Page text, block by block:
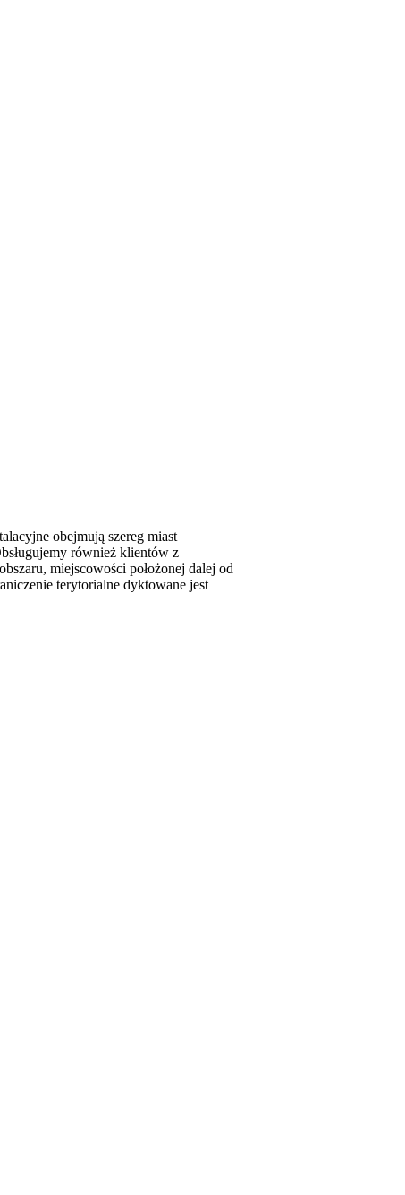
obejmują szereg miast
również klientów z
miejscowości położonej dalej od
terytorialne dyktowane jest